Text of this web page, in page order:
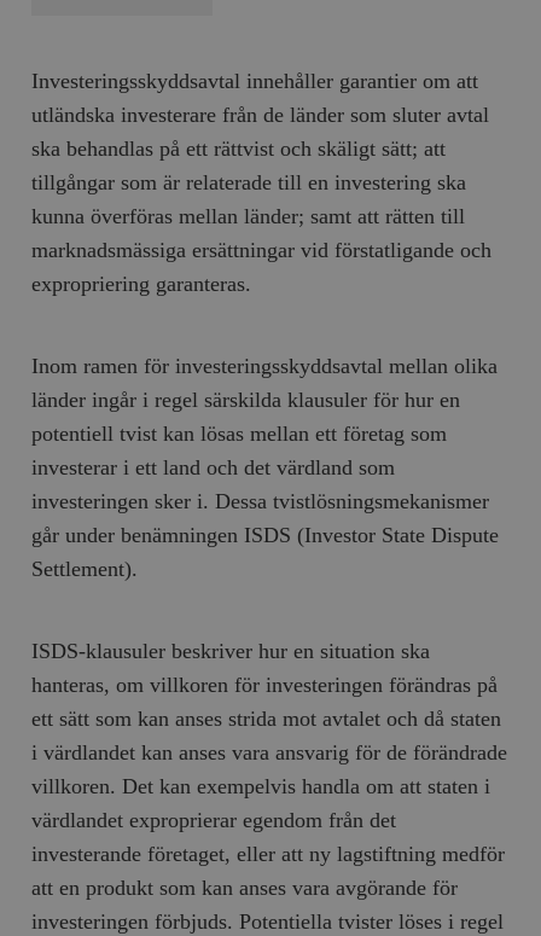
Investeringsskyddsavtal innehåller garantier om att
utländska investerare från de länder som sluter avtal
ska behandlas på ett rättvist och skäligt sätt; att
tillgångar som är relaterade till en investering ska
kunna överföras mellan länder; samt att rätten till
marknadsmässiga ersättningar vid förstatligande och
expropriering garanteras.
Inom ramen för investeringsskyddsavtal mellan olika
länder ingår i regel särskilda klausuler för hur en
potentiell tvist kan lösas mellan ett företag som
investerar i ett land och det värdland som
investeringen sker i. Dessa tvistlösningsmekanismer
går under benämningen ISDS (Investor State Dispute
Settlement).
ISDS-klausuler beskriver hur en situation ska
hanteras, om villkoren för investeringen förändras på
ett sätt som kan anses strida mot avtalet och då staten
i värdlandet kan anses vara ansvarig för de förändrade
villkoren. Det kan exempelvis handla om att staten i
värdlandet exproprierar egendom från det
investerande företaget, eller att ny lagstiftning medför
att en produkt som kan anses vara avgörande för
investeringen förbjuds. Potentiella tvister löses i regel